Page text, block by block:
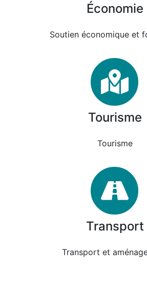
Économie
Soutien économique et
Tourisme
Tourisme
Transport
Transport et